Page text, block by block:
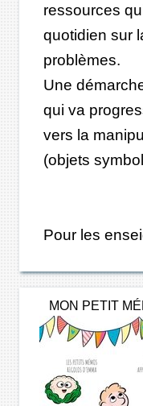
ressources
quotidien sur
problèmes.
Une
qui va
vers la
(objets
Pour les
MON PETIT